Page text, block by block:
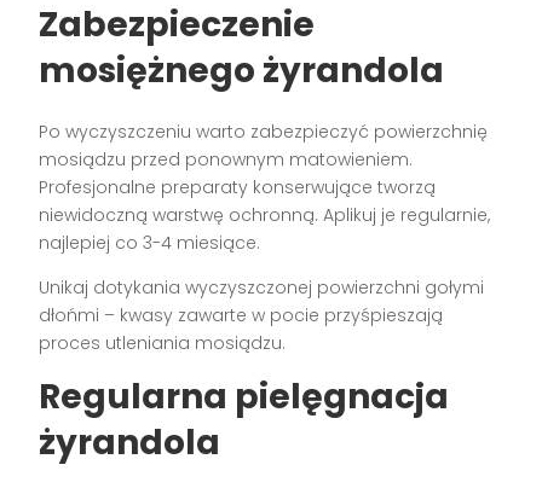
Zabezpieczenie
mosiężnego żyrandola
Po wyczyszczeniu warto zabezpieczyć powierzchnię
mosiądzu przed ponownym matowieniem.
Profesjonalne preparaty konserwujące tworzą
niewidoczną warstwę ochronną. Aplikuj je regularnie,
najlepiej co 3-4 miesiące.
Unikaj dotykania wyczyszczonej powierzchni gołymi
dłońmi – kwasy zawarte w pocie przyśpieszają
proces utleniania mosiądzu.
Regularna pielęgnacja
żyrandola